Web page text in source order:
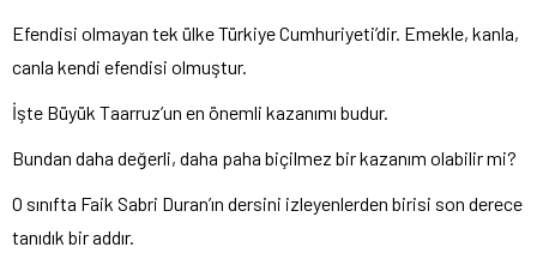
Efendisi olmayan tek ülke Türkiye Cumhuriyeti’dir. Emekle, kanla,
canla kendi efendisi olmuştur.
İşte Büyük Taarruz’un en önemli kazanımı budur.
Bundan daha değerli, daha paha biçilmez bir kazanım olabilir mi?
O sınıfta Faik Sabri Duran’ın dersini izleyenlerden birisi son derece
tanıdık bir addır.